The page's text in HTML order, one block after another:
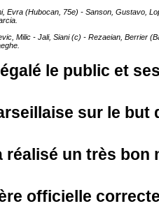
Evra (Hubocan, 75e) - Sanson, Gustavo,
Milic - Jali, Siani (c) - Rezaeian, Berrier
le public et
sur le but
réalisé un très bon
officielle